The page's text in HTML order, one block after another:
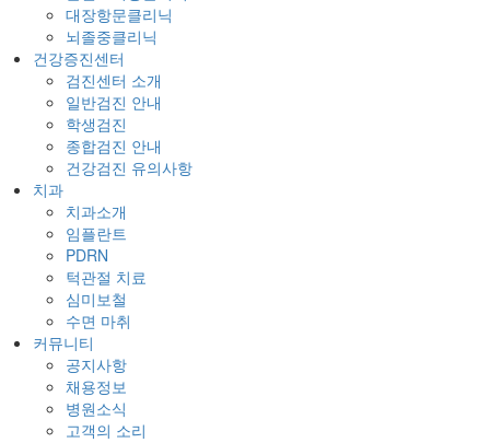
대장항문클리닉
뇌졸중클리닉
건강증진센터
검진센터 소개
일반검진 안내
학생검진
종합검진 안내
건강검진 유의사항
치과
치과소개
임플란트
PDRN
턱관절 치료
심미보철
수면 마취
커뮤니티
공지사항
채용정보
병원소식
고객의 소리